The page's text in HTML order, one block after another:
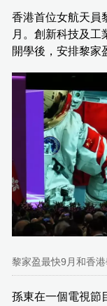
香港首位女航天員
月。創新科技及工
開學後，安排黎家
黎家盈最快9月和香
孫東在一個電視節